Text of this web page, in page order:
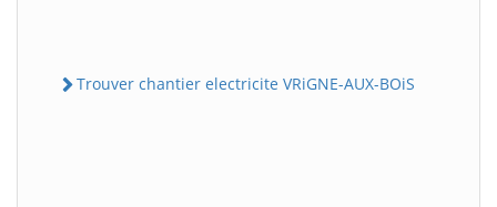
Trouver chantier electricite VRiGNE-AUX-BOiS